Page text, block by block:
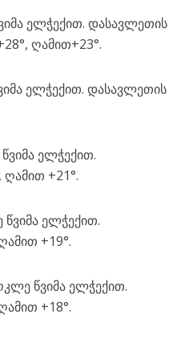
ელჭექით. დასავლეთის
ღამით+23°.
ელჭექით. დასავლეთის
ელჭექით.
+21°.
ელჭექით.
+19°.
წვიმა ელჭექით.
+18°.